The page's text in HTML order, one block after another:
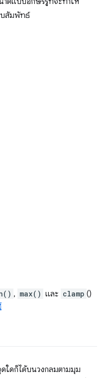
สัมพัทธ์
, max() และ clamp ()
ดก็ได้บนวงกลมตามมุม